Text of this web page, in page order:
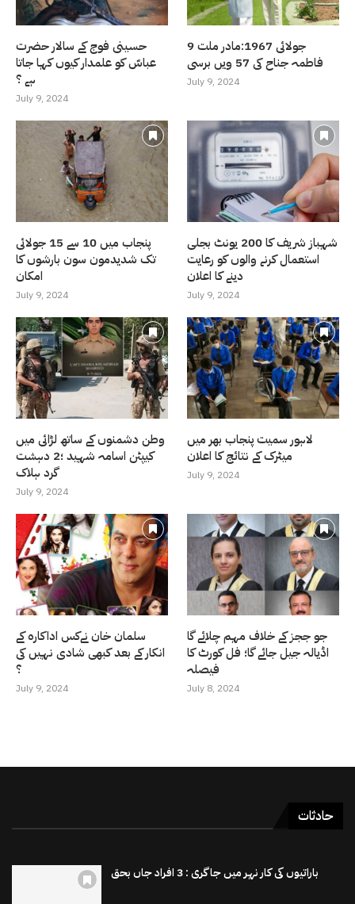
حسینی فوج کے سالار حضرت
عباسّ کو علمدار کیوں کہا جاتا
ہے ؟
July 9, 2024
9 جولائی 1967:مادر ملت
فاطمہ جناح کی 57 ویں برسی
July 9, 2024
پنجاب میں 10 سے 15 جولائی
تک شدیدمون سون بارشوں کا
امکان
July 9, 2024
شہباز شریف کا 200 یونٹ بجلی
استعمال کرنے والوں کو رعایت
دینے کا اعلان
July 9, 2024
وطن دشمنوں کے ساتھ لڑائی میں
کیپٹن اسامہ شہید ؛2 دہشت
گرد ہلاک
July 9, 2024
لاہور سمیت پنجاب بھر میں
میٹرک کے نتائج کا اعلان
July 9, 2024
سلمان خان نےکس اداکارہ کے
انکار کے بعد کبھی شادی نہیں کی
؟
July 9, 2024
جو ججز کے خلاف مہم چلائے گا
اڈیالہ جیل جائے گا؛ فل کورٹ کا
فیصلہ
July 8, 2024
حادثات
باراتیوں کی کار نہر میں جاگری : 3 افراد جاں بحق